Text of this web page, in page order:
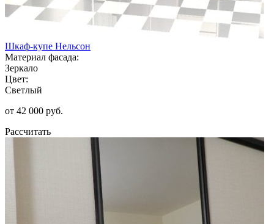
Шкаф-купе Нельсон
Материал фасада:
Зеркало
Цвет:
Светлый
от 42 000 руб.
Рассчитать